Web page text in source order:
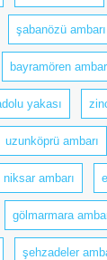
şabanözü ambarı
bayramören
yakası
uzunköprü ambarı
niksar ambarı
gölmarmara
şehzadeler